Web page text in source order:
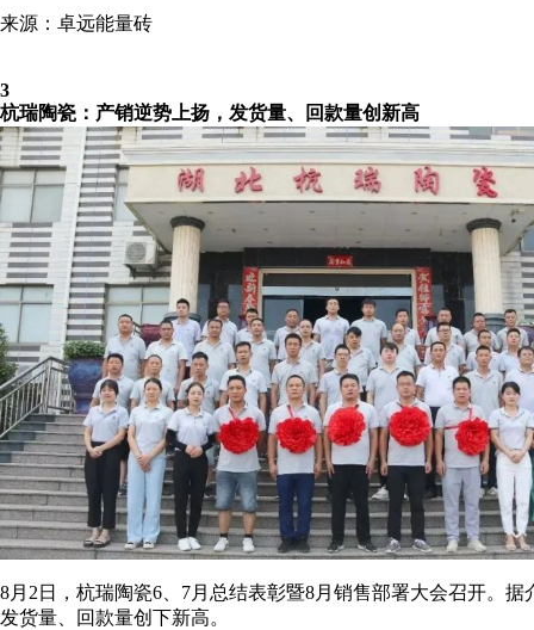
来源：卓远能量砖
3
杭瑞陶瓷：产销逆势上扬，发货量、回款量创新高
8月2日，杭瑞陶瓷6、7月总结表彰暨8月销售部署大会召开。
发货量、回款量创下新高。